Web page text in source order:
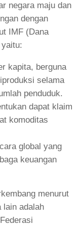
negara maju dan
dengan
IMF (Dana
kapita, berguna
selama
penduduk.
dapat klaim
komoditas
global yang
keuangan
menurut
lain adalah